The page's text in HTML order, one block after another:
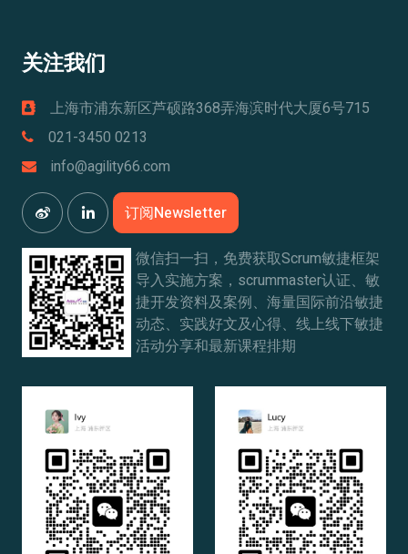
关注我们
上海市浦东新区芦硕路368弄海滨时代大厦6号715
021-3450 0213
info@agility66.com
订阅Newsletter
微信扫一扫，免费获取Scrum敏捷框架
导入实施方案，scrummaster认证、敏
捷开发资料及案例、海量国际前沿敏捷
动态、实践好文及心得、线上线下敏捷
活动分享和最新课程排期